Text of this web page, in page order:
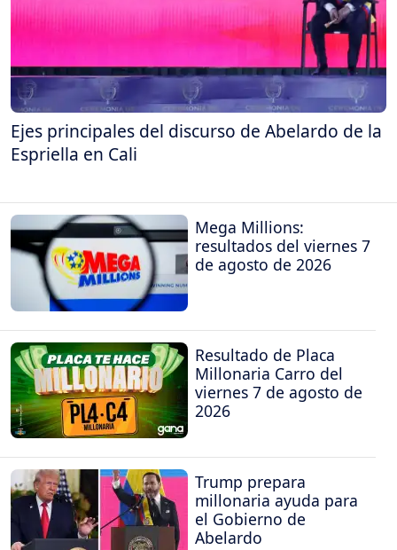
Ejes principales del discurso de Abelardo de la
Espriella en Cali
Mega Millions:
resultados del viernes 7
de agosto de 2026
Resultado de Placa
Millonaria Carro del
viernes 7 de agosto de
2026
Trump prepara
millonaria ayuda para
el Gobierno de
Abelardo